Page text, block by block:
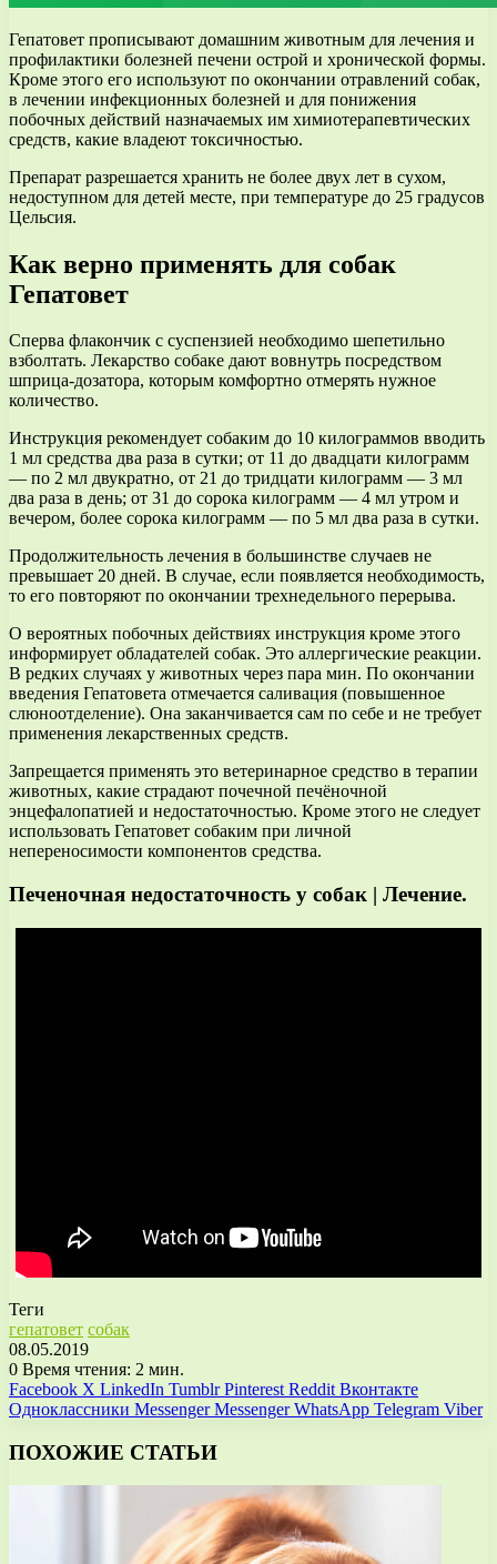
Гепатовет прописывают домашним животным для лечения и
профилактики болезней печени острой и хронической формы.
Кроме этого его используют по окончании отравлений собак,
в лечении инфекционных болезней и для понижения
побочных действий назначаемых им химиотерапевтических
средств, какие владеют токсичностью.
Препарат разрешается хранить не более двух лет в сухом,
недоступном для детей месте, при температуре до 25 градусов
Цельсия.
Как верно применять для собак
Гепатовет
Сперва флакончик с суспензией необходимо шепетильно
взболтать. Лекарство собаке дают вовнутрь посредством
шприца-дозатора, которым комфортно отмерять нужное
количество.
Инструкция рекомендует собаким до 10 килограммов вводить
1 мл средства два раза в сутки; от 11 до двадцати килограмм
— по 2 мл двукратно, от 21 до тридцати килограмм — 3 мл
два раза в день; от 31 до сорока килограмм — 4 мл утром и
вечером, более сорока килограмм — по 5 мл два раза в сутки.
Продолжительность лечения в большинстве случаев не
превышает 20 дней. В случае, если появляется необходимость,
то его повторяют по окончании трехнедельного перерыва.
О вероятных побочных действиях инструкция кроме этого
информирует обладателей собак. Это аллергические реакции.
В редких случаях у животных через пара мин. По окончании
введения Гепатовета отмечается саливация (повышенное
слюноотделение). Она заканчивается сам по себе и не требует
применения лекарственных средств.
Запрещается применять это ветеринарное средство в терапии
животных, какие страдают почечной печёночной
энцефалопатией и недостаточностью. Кроме этого не следует
использовать Гепатовет собаким при личной
непереносимости компонентов средства.
Печеночная недостаточность у собак | Лечение.
Теги
гепатовет собак
08.05.2019
0 Время чтения: 2 мин.
Facebook X LinkedIn Tumblr Pinterest Reddit Вконтакте
Одноклассники Messenger Messenger WhatsApp Telegram Viber
ПОХОЖИЕ СТАТЬИ